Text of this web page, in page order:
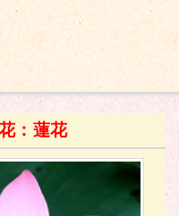
：蓮花